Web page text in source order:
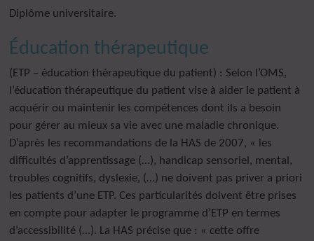
Diplôme universitaire.
Éducation thérapeutique
(ETP – éducation thérapeutique du patient) : Selon l’OMS,
l’éducation thérapeutique du patient vise à aider le patient à
acquérir ou maintenir les compétences dont ils a besoin
pour gérer au mieux sa vie avec une maladie chronique.
D’après les recommandations de la HAS de 2007, « les
difficultés d’apprentissage (…), handicap sensoriel, mental,
troubles cognitifs, dyslexie, (…) ne doivent pas priver a priori
les patients d’une ETP. Ces particularités doivent être prises
en compte pour adapter le programme d’ETP en termes
d’accessibilité (…). La HAS précise que : « cette offre